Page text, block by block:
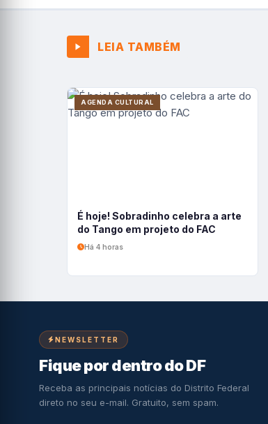
LEIA TAMBÉM
AGENDA CULTURAL
É hoje! Sobradinho celebra a arte
do Tango em projeto do FAC
Há 4 horas
NEWSLETTER
Fique por dentro do DF
Receba as principais notícias do Distrito Federal
direto no seu e-mail. Gratuito, sem spam.